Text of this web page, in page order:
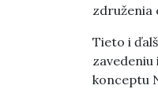
združenia
Tieto i
konceptu